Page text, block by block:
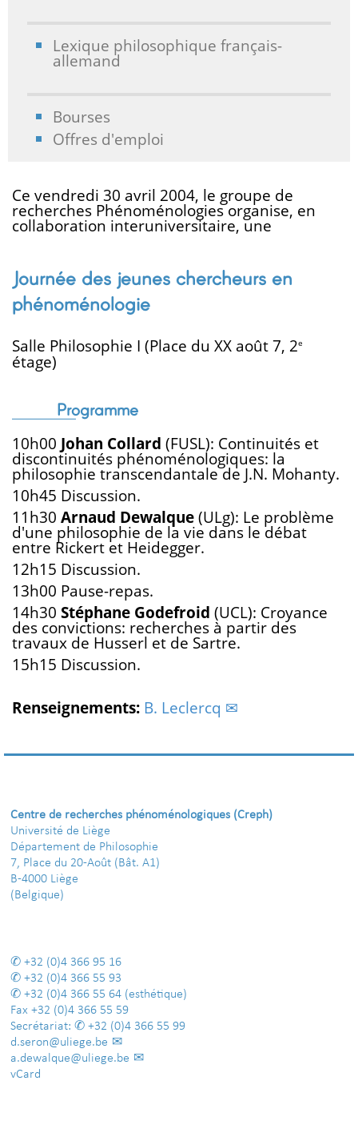
Lexique philosophique français-
allemand
Bourses
Offres d'emploi
Ce vendredi 30 avril 2004, le groupe de
recherches Phénoménologies organise, en
collaboration interuniversitaire, une
Journée des jeunes chercheurs en
phénoménologie
Salle Philosophie I (Place du XX août 7, 2e
étage)
Programme
10h00 Johan Collard (FUSL): Continuités et
discontinuités phénoménologiques: la
philosophie transcendantale de J.N. Mohanty.
10h45 Discussion.
11h30 Arnaud Dewalque(ULg): Le problème
d'une philosophie de la vie dans le débat
entre Rickert et Heidegger.
12h15 Discussion.
13h00 Pause-repas.
14h30 Stéphane Godefroid (UCL): Croyance
des convictions: recherches à partir des
travaux de Husserl et de Sartre.
15h15 Discussion.
Renseignements: B. Leclercq
Centre de recherches phénoménologiques (Creph)
Université de Liège
Département de Philosophie
7, Place du 20-Août (Bât. A1)
B-4000 Liège
(Belgique)
+32 (0)4 366 95 16
+32 (0)4 366 55 93
+32 (0)4 366 55 64 (esthétique)
Fax +32 (0)4 366 55 59
Secrétariat:
+32 (0)4 366 55 99
d.seron@uliege.be
a.dewalque@uliege.be
vCard